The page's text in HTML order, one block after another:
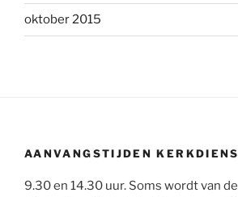
oktober 2015
AANVANGSTIJDEN
9.30 en 14.30 uur. Soms wordt van